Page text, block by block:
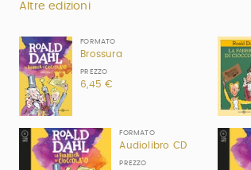
Altre edizioni
FORMATO
Brossura
PREZZO
6,45 €
FORMATO
Audiolibro CD
PREZZO